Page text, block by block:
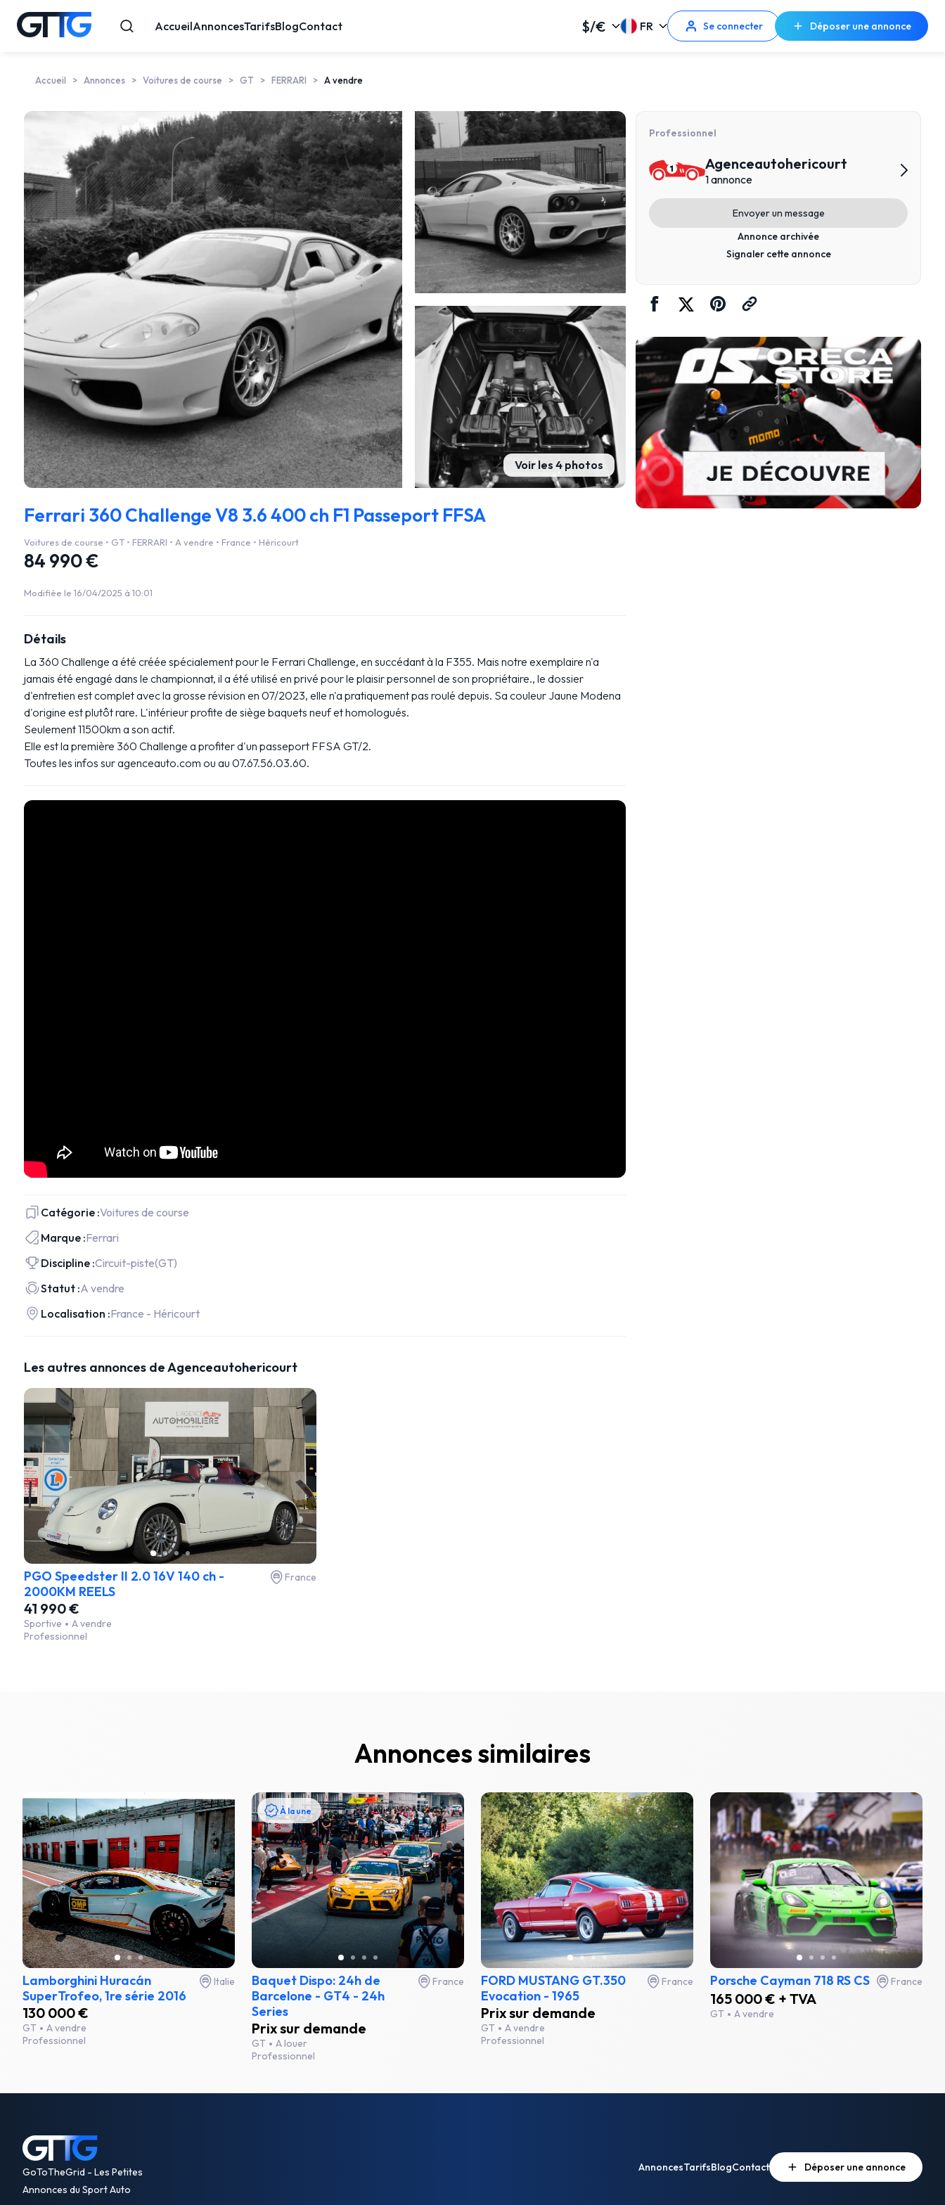
AccueilAnnoncesTarifsBlogContact $/€ FR Se connecter Déposer une annonce
Accueil Annonces Voitures de course GT FERRARI A vendre
Voir les 4 photos
Ferrari 360 Challenge V8 3.6 400 ch F1 Passeport FFSA
Voitures de course • GT • FERRARI • A vendre • France • Héricourt
84 990 €
Modifiée le 16/04/2025 à 10:01
Détails
La 360 Challenge a été créée spécialement pour le Ferrari Challenge, en succédant à la F355. Mais notre exemplaire n'a
jamais été engagé dans le championnat, il a été utilisé en privé pour le plaisir personnel de son propriétaire., le dossier
d'entretien est complet avec la grosse révision en 07/2023, elle n'a pratiquement pas roulé depuis. Sa couleur Jaune Modena
d'origine est plutôt rare. L'intérieur profite de siège baquets neuf et homologués.
Seulement 11500km a son actif.
Elle est la première 360 Challenge a profiter d'un passeport FFSA GT/2.
Toutes les infos sur agenceauto.com ou au 07.67.56.03.60.
Catégorie :Voitures de course
Marque :Ferrari
Discipline :Circuit-piste(GT)
Statut :A vendre
Localisation :France - Héricourt
Les autres annonces de Agenceautohericourt
PGO Speedster II 2.0 16V 140 ch -
2000KM REELS
France
41 990 €
Sportive
A vendre
Professionnel
Professionnel
Agenceautohericourt
1 annonce
Envoyer un message
Annonce archivée
Signaler cette annonce
Annonces similaires
Lamborghini Huracán
SuperTrofeo, 1re série 2016
Italie
130 000 €
GT
A vendre
Professionnel
À la une
Baquet Dispo: 24h de
Barcelone - GT4 - 24h
Series
France
Prix sur demande
GT
A louer
Professionnel
FORD MUSTANG GT.350
Evocation - 1965
France
Prix sur demande
GT
A vendre
Professionnel
Porsche Cayman 718 RS CS France
165 000 € + TVA
GT A vendre
GoToTheGrid - Les Petites
Annonces du Sport Auto
AnnoncesTarifsBlogContact Déposer une annonce